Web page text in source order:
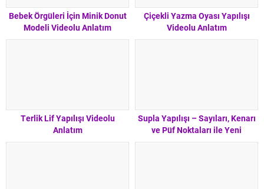
Bebek Örgüleri İçin Minik Donut
Modeli Videolu Anlatım
Çiçekli Yazma Oyası Yapılışı
Videolu Anlatım
Terlik Lif Yapılışı Videolu
Anlatım
Supla Yapılışı – Sayıları, Kenarı
ve Püf Noktaları ile Yeni
Başlayanlar İçin